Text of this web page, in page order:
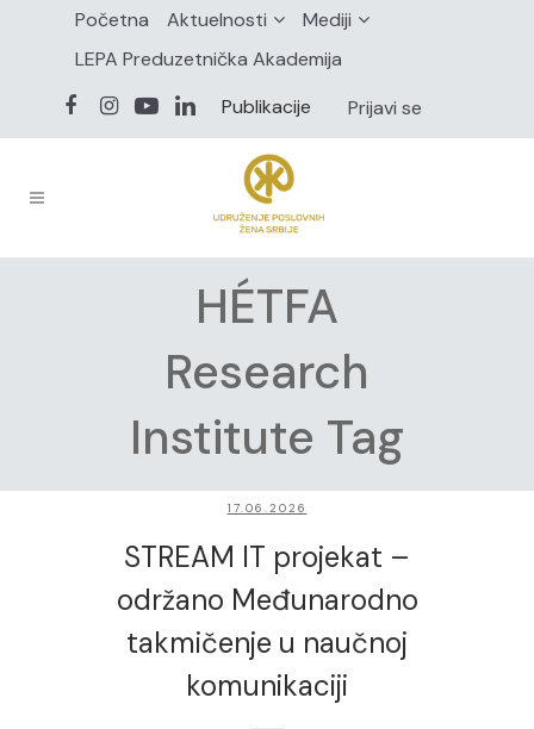
Početna Aktuelnosti
Mediji
LEPA Preduzetnička Akademija
Publikacije
Prijavi se
HÉTFA
Research
Institute Tag
17.06.2026
STREAM IT projekat –
održano Međunarodno
takmičenje u naučnoj
komunikaciji